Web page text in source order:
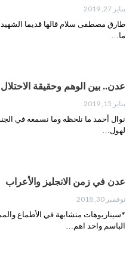
يناير 27, 2019
طارق مصطفى سلام قالها قديما
ما…
عدن.. بين الوهم وحقيقة الاحتلال
يناير 15, 2019
نوال أحمد ما نلحظه وما نسمعه في
لهول…
عدن في زمن الانجليز والأعراب
نوفمبر 30, 2018
*سيناريوهات متشابهة في الأطماع
الباسم واحد اهم…